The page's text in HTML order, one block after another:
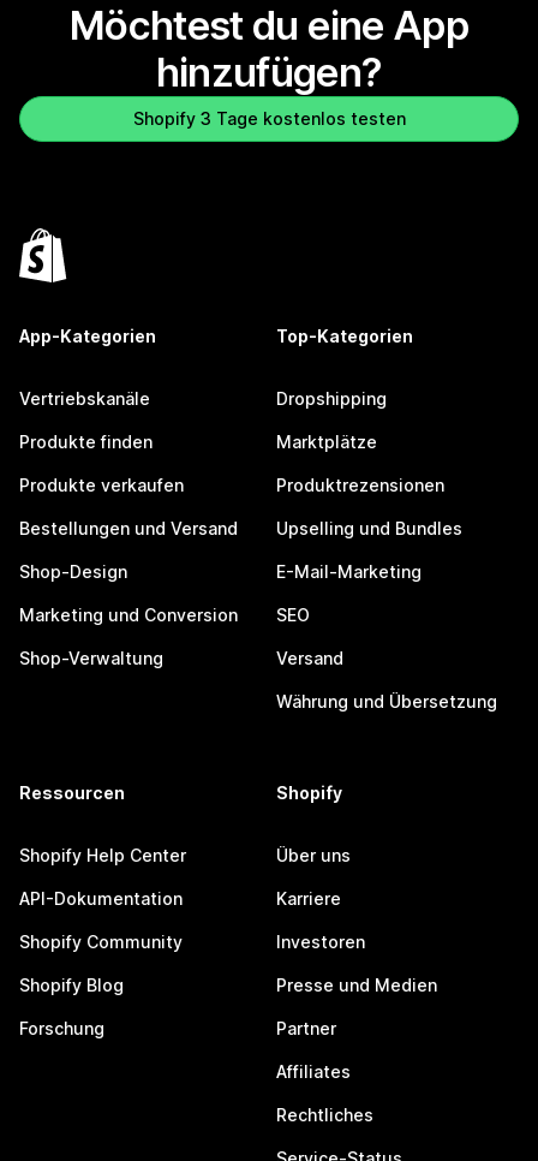
Möchtest du eine App
hinzufügen?
Shopify 3 Tage kostenlos testen
App-Kategorien
Vertriebskanäle
Produkte finden
Produkte verkaufen
Bestellungen und Versand
Shop-Design
Marketing und Conversion
Shop-Verwaltung
Top-Kategorien
Dropshipping
Marktplätze
Produktrezensionen
Upselling und Bundles
E-Mail-Marketing
SEO
Versand
Währung und Übersetzung
Ressourcen
Shopify Help Center
API-Dokumentation
Shopify Community
Shopify Blog
Forschung
Shopify
Über uns
Karriere
Investoren
Presse und Medien
Partner
Affiliates
Rechtliches